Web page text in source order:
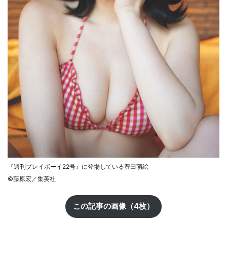
『週刊プレイボーイ22号』に登場している豊田萌絵
©藤原宏／集英社
この記事の画像（4枚）